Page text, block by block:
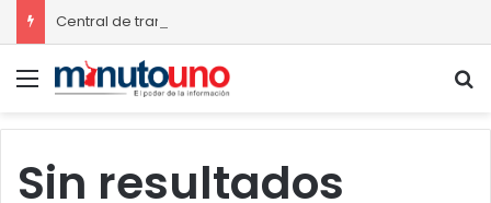
Menú
Sin resultados